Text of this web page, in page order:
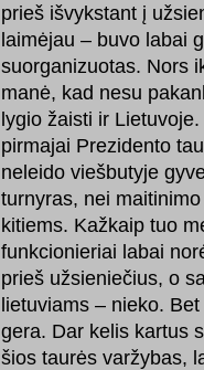
prieš išvykstant į
laimėjau – buvo labai
suorganizuotas. Nors
manė, kad nesu
lygio žaisti ir
pirmajai Prezidento
neleido viešbutyje
turnyras, nei
kitiems. Kažkaip tuo
funkcionieriai labai
prieš užsieniečius, o
lietuviams – nieko.
gera. Dar kelis kartus
šios taurės varžybas,